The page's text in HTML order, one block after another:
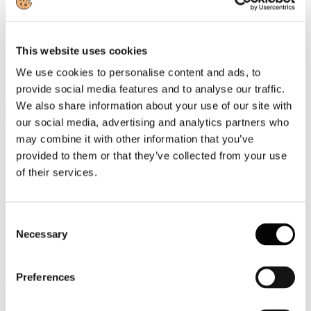
This website uses cookies
We use cookies to personalise content and ads, to
provide social media features and to analyse our traffic.
We also share information about your use of our site with
our social media, advertising and analytics partners who
may combine it with other information that you’ve
provided to them or that they’ve collected from your use
of their services.
Selection
Necessary
Preferences
materie prime, già per loro natura rinnovabili, sono per il 70%
riciclate a livello generale“. Medugno sarà ad Assisi il 8 settembre e
Leggi di più
Set, 2025
Assocarta alle Giornate dell'Energia e
dell'Economia Circolare di Trevi il 12
#EconomiaCircolaredi
#TREVI2025.